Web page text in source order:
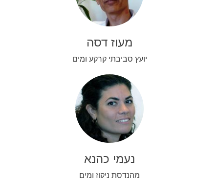
מעוז דסה
יועץ סביבתי קרקע ומים
נעמי כהנא
מהנדסת ניקוז ומים